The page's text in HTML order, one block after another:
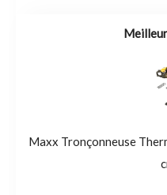
Maxx Tronçonneuse